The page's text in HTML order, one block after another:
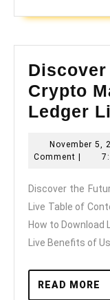
Crypto
Ledger
November 5,
Comment |
Discover the
Live Table of
How to Download
Live Benefits of
READ MORE